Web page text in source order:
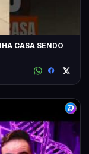
CASA SENDO